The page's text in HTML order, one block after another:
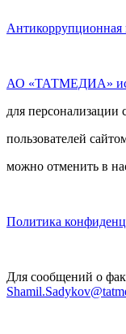
Антикоррупционная
АО «ТАТМЕДИА»
для персонализации
пользователей
можно отменить в
Политика
Для сообщений о